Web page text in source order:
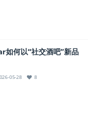
如何以“社交酒吧”新品
05-28 8